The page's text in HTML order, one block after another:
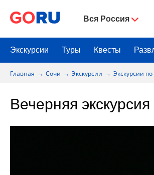
Вся Россия
Экскурсии Туры Квесты
Главная Сочи Экскурсии Экскурсии
Вечерняя